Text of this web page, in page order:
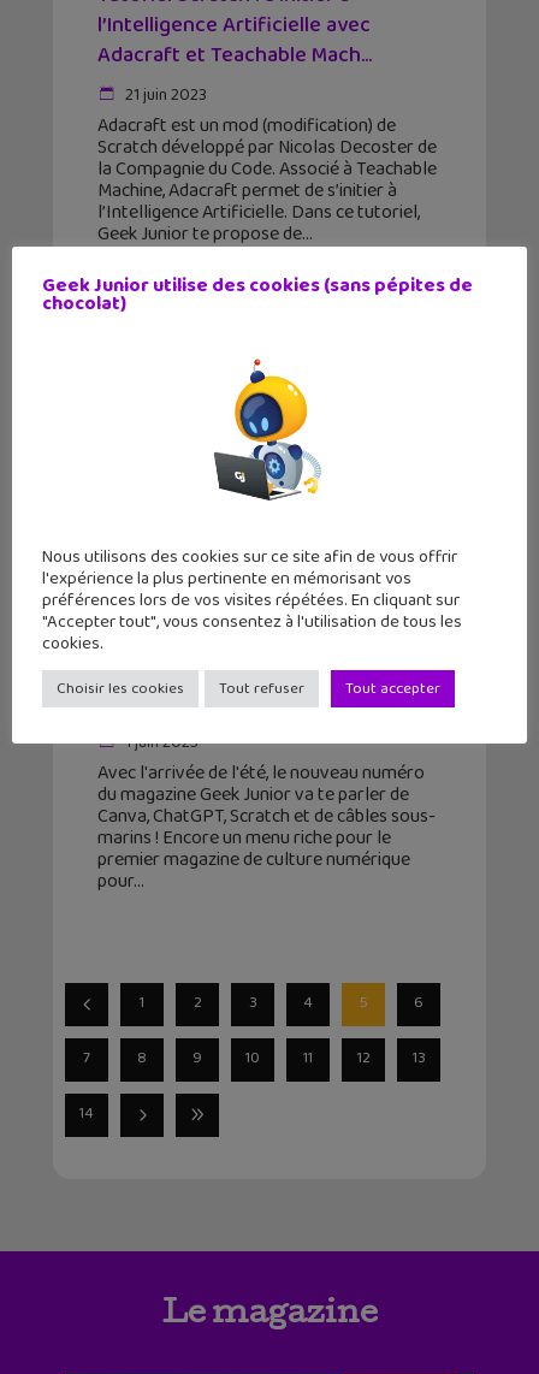
l’Intelligence Artificielle avec
Adacraft et Teachable Mach...
21 juin 2023
Adacraft est un mod (modification) de
Scratch développé par Nicolas Decoster de
la Compagnie du Code. Associé à Teachable
Machine, Adacraft permet de s’initier à
l’Intelligence Artificielle. Dans ce tutoriel,
Geek Junior te propose de
Le n°35 du magazine Geek Junior
disponible avec un dossier sur
Canva !
1 juin 2023
Avec l'arrivée de l'été, le nouveau numéro
du magazine Geek Junior va te parler de
Canva, ChatGPT, Scratch et de câbles sous-
marins ! Encore un menu riche pour le
premier magazine de culture numérique
pour
1 2 3 4 5 6
7 8 9 10 11 12 13
14
Le magazine
Geek Junior utilise des cookies (sans pépites de
chocolat)
Nous utilisons des cookies sur ce site afin de vous offrir
l'expérience la plus pertinente en mémorisant vos
préférences lors de vos visites répétées. En cliquant sur
"Accepter tout", vous consentez à l'utilisation de tous les
cookies.
Choisir les cookies Tout refuser Tout accepter